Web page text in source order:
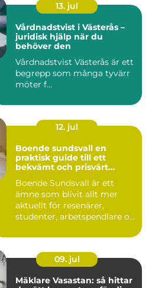
13. jul
Vårdnadstvist i Västerås –
juridisk hjälp när du
behöver den
Vårdnadstvist Västerås är ett
begrepp som många tyvärr
möter f...
12. jul
Boende sundsvall en
praktisk guide till ett
bekvämt och prisvärt
Boende Sundsvall är ett
ämne som blivit allt mer
aktuellt för resenärer,
studenter, arbetspendlare o...
09. jul
Mäklare Vasastan: så hittar